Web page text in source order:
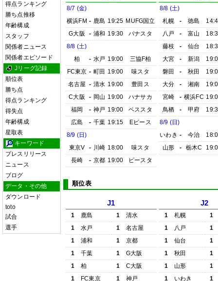
得点ランキング
勝ち点推移
年齢構成
スタッフ
関係者ニュース
関係者エピソード
Jリーグ記録
順位表
勝ち点
得点ランキング
得失点
年齢構成
星取表
キーワード
プレスリリース
ニュース
ブログ
データ・その他
ダウンロード
toto
試合
選手
8/7 (金)
横浜FM - 鹿島 19:25 MUFG国立
G大阪
- 浦和 19:30
パナスタ
8/8 (土)
柏
- 水戸 19:00
三協F柏
FC東京 - 町田 19:00
味スタ
名古屋 - 清水 19:00
豊田ス
C大阪
- 岡山 19:00
ハナサカ
福岡
- 神戸 19:00
ベススタ
広島
- 千葉 19:15
Eピース
8/9 (日)
東京V
- 川崎 18:00
味スタ
長崎
- 京都 19:00 ピースタ
8/8 (土)
札幌
- 徳島
八戸
- 富山
藤枝
- 仙台
大宮
- 新潟
磐田
- 秋田
大分
- 湘南
宮崎
- 横浜FC
鳥栖
- 甲府
8/9 (日)
いわき - 今治
山形
- 栃木C
順位表
J1
1 鹿島 1
清水
1
水戸 1
名古屋
1
浦和 1
京都
1
千葉 1
G大阪
1
柏 1
C大阪
1
FC東京 1
神戸
J2
1 札幌
1
1
八戸
1
1
仙台
1
1
秋田
1
1
山形
1
1
いわき
1